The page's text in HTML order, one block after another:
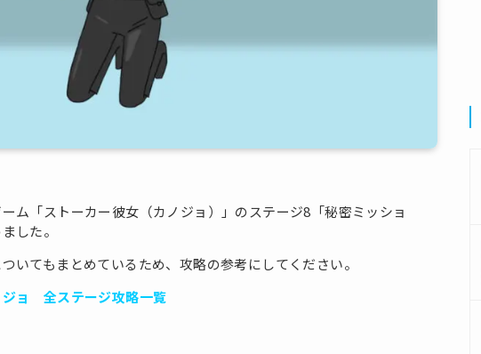
ム「ストーカー彼女（カノジョ）」のステージ8「秘密ミッショ
した。
いてもまとめているため、攻略の参考にしてください。
ジョ 全ステージ攻略一覧